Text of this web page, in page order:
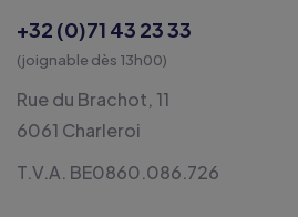
+32 (0)71 43 23 33
(joignable dès 13h00)
Rue du Brachot, 11
6061 Charleroi
T.V.A. BE0860.086.726